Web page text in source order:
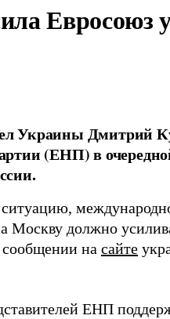
Евросоюз
Украины Дмитрий
(ЕНП) в
Москву должно
сообщении на сайте
ЕНП